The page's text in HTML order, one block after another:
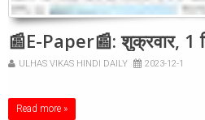
📰E-Paper📰: शुक्रवार,
ULHAS VIKAS HINDI DAILY 2023-12-1
Read more »